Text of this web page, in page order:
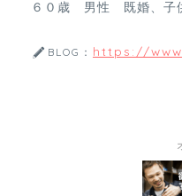
６０歳 男性 既婚、子
BLOG： https://